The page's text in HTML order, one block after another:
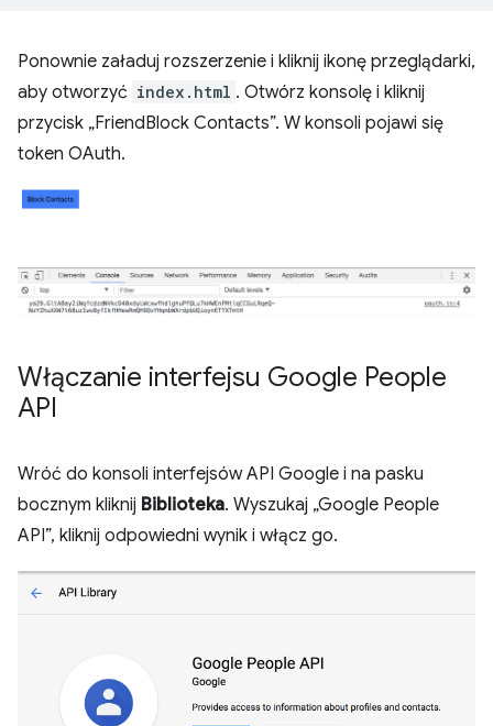
Ponownie załaduj rozszerzenie i kliknij ikonę przeglądarki,
aby otworzyć index.html . Otwórz konsolę i kliknij
przycisk „FriendBlock Contacts”. W konsoli pojawi się
token OAuth.
Włączanie interfejsu Google People
API
Wróć do konsoli interfejsów API Google i na pasku
bocznym kliknij Biblioteka. Wyszukaj „Google People
API”, kliknij odpowiedni wynik i włącz go.